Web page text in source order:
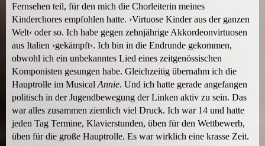
Fernsehen teil, für den mich die Chorleiterin meines
Kinderchores empfohlen hatte. ›Virtuose Kinder aus der ganzen
Welt‹ oder so. Ich habe gegen zehnjährige Akkordeonvirtuosen
aus Italien ›gekämpft‹. Ich bin in die Endrunde gekommen,
obwohl ich ein unbekanntes Lied eines zeitgenössischen
Komponisten gesungen habe. Gleichzeitig übernahm ich die
Hauptrolle im Musical Annie. Und ich hatte gerade angefangen
politisch in der Jugendbewegung der Linken aktiv zu sein. Das
war alles zusammen ziemlich viel Druck. Ich war 14 und hatte
jeden Tag Termine, Klavierstunden, üben für den Wettbewerb,
üben für die große Hauptrolle. Es war wirklich eine krasse Zeit.